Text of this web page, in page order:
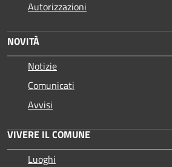
Autorizzazioni
NOVITÀ
Notizie
Comunicati
Avvisi
VIVERE IL COMUNE
Luoghi